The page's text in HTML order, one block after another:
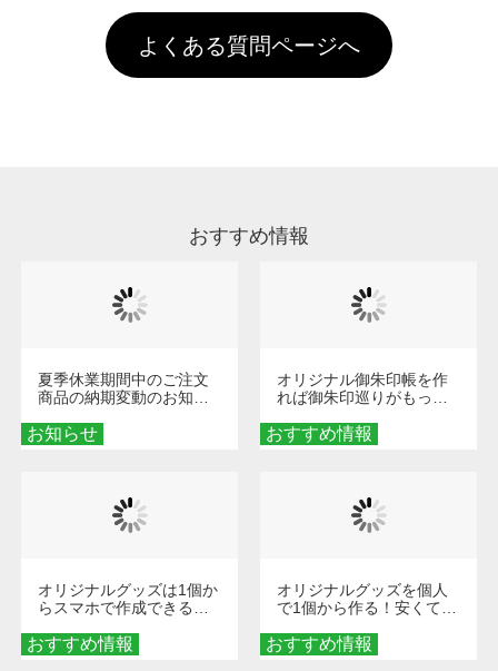
頂いても、ログインがされていなければ、ラン
クにカウントがされません。
害な性質で、水洗いで落とすことが可能です。
お手数ですが、お客様ご自身にて着用前に落と
していただけますようお願いいたします。※1
通常注文・直送機能でのご注文に関わらず、前
引」などによるお値引きで4,000円未満になる
場合は送料がかかりますので、ご注意くださ
い。
よくある質問ページへ
おすすめ情報
お知らせ
夏季休業期間中のご注文
商品の納期変動のお知ら
おすすめ情報
オリジナル御朱印帳を作
れば御朱印巡りがもっと
ダーメイドする魅力と選
び方
おすすめ情報
オリジナルグッズは1個か
らスマホで作成できる！
くなる巾着＆ポーチ活用
術
おすすめ情報
オリジナルグッズを個人
で1個から作る！安くて簡
秘訣